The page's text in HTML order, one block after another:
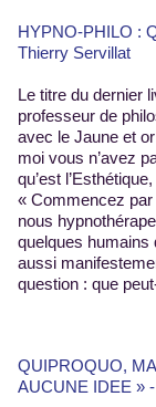
HYPNO-PHILO : QUAND LA BEAUTE NOUS SAUVE – Dr
Thierry Servillat
Le titre du dernier
professeur de
avec le Jaune et
moi vous n’avez
qu’est
« Commencez
nous
quelques humains
aussi
question : que
QUIPROQUO, MALENTENDU ET INCOMMUNICABILITÉ : «
AUCUNE IDEE »